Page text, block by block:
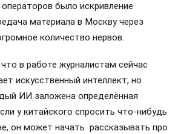
было искривление
материала в Москву через
количество нервов.
в работе журналистам сейчас
искусственный интеллект, но
ИИ заложена определённая
у китайского спросить что-нибудь
он может начать рассказывать про